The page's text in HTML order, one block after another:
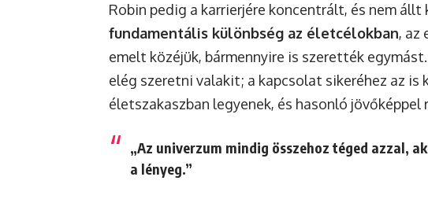
Robin pedig a karrierjére koncentrált, és nem állt
fundamentális különbség az életcélokban, az
emelt közéjük, bármennyire is szerették
elég szeretni valakit; a kapcsolat sikeréhez az is
életszakaszban legyenek, és hasonló jövőképpel
„Az univerzum mindig összehoz téged azzal,
a lényeg.”